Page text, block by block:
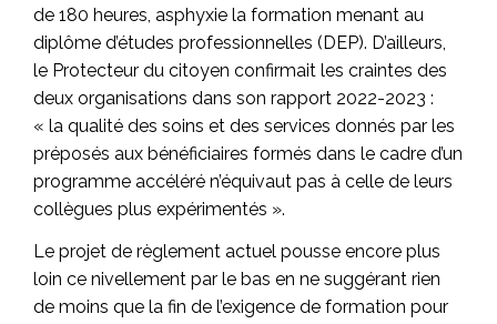
de 180 heures, asphyxie la formation menant au
diplôme d’études professionnelles (DEP). D’ailleurs,
le Protecteur du citoyen confirmait les craintes des
deux organisations dans son rapport 2022-2023 :
« la qualité des soins et des services donnés par les
préposés aux bénéficiaires formés dans le cadre d’un
programme accéléré n’équivaut pas à celle de leurs
collègues plus expérimentés ».
Le projet de règlement actuel pousse encore plus
loin ce nivellement par le bas en ne suggérant rien
de moins que la fin de l’exigence de formation pour